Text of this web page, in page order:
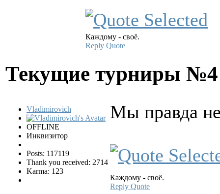
Каждому - своё.
Reply Quote
Текущие турниры
Vladimirovich
OFFLINE
Инквизитор
Posts: 117119
Thank you received: 2714
Karma: 123
Мы правда
Каждому - своё.
Reply Quote